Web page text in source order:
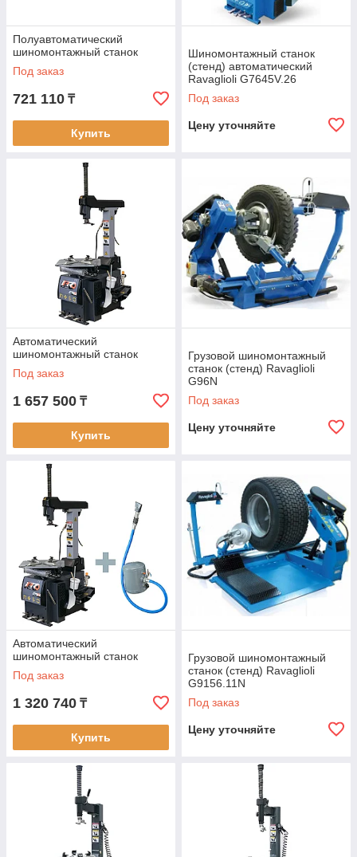
Полуавтоматический
шиномонтажный станок
Под заказ
721 110 ₸
Купить
Шиномонтажный станок
(стенд) автоматический
Ravaglioli G7645V.26
Под заказ
Цену уточняйте
Автоматический
шиномонтажный станок
Под заказ
1 657 500 ₸
Купить
Грузовой шиномонтажный
станок (стенд) Ravaglioli
G96N
Под заказ
Цену уточняйте
Автоматический
шиномонтажный станок
Под заказ
1 320 740 ₸
Купить
Грузовой шиномонтажный
станок (стенд) Ravaglioli
G9156.11N
Под заказ
Цену уточняйте